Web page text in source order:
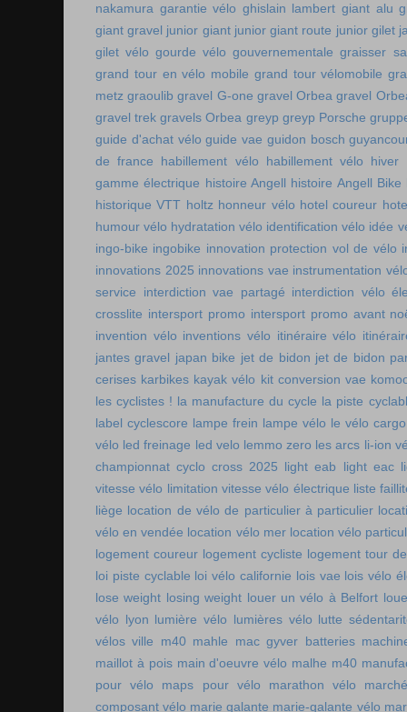
nakamura garantie vélo ghislain lambert giant alu
giant gravel junior giant junior giant route junior gilet
gilet vélo gourde vélo gouvernementale graisser
grand tour en vélo mobile grand tour vélomobile
metz graoulib gravel G-one gravel Orbea gravel
gravel trek gravels Orbea greyp greyp Porsche
guide d'achat vélo guide vae guidon bosch
de france
habillement vélo habillement vélo hiver
gamme électrique histoire Angell histoire Angell Bike
historique VTT holtz honneur vélo hotel coureur
humour vélo hydratation vélo identification vélo idée
ingo-bike ingobike innovation protection vol de vélo
innovations 2025 innovations vae instrumentation
service
interdiction vae partagé interdiction vélo
crosslite intersport promo intersport promo avant
invention vélo inventions vélo itinéraire vélo
jantes gravel japan bike jet de bidon jet de bidon
cerises karbikes kayak vélo kit conversion vae
les cyclistes ! la manufacture du cycle la piste
label cyclescore lampe frein lampe vélo le vélo
vélo led freinage led velo lemmo zero les arcs li-ion
championnat cyclo cross 2025 light eab light eac
vitesse vélo limitation vitesse vélo électrique liste
liège location de vélo de particulier à particulier
vélo en vendée location vélo mer location vélo
logement coureur logement cycliste logement tour
loi piste cyclable loi vélo californie lois vae lois vélo
lose weight losing weight louer un vélo à Belfort
vélo lyon lumière vélo lumières vélo lutte
vélos ville
m40 mahle mac gyver batteries
maillot à pois main d'oeuvre vélo malhe m40
pour vélo
maps pour vélo marathon vélo
composant vélo marie galante marie-galante vélo